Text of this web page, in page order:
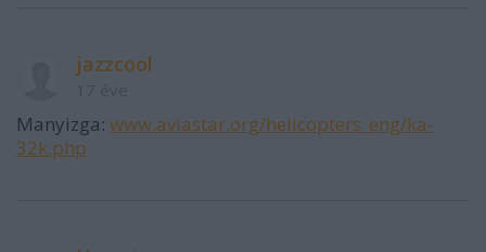
jazzcool
Manyizga: www.aviastar.org/helicopters_eng/ka-
32k.php